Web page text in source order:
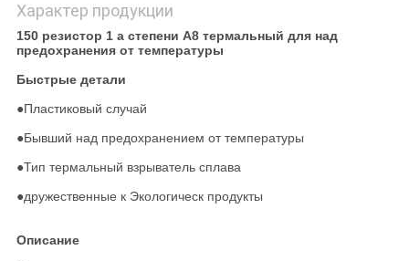
Характер продукции
150 резистор 1 a степени A8 термальный для над
предохранения от температуры
Быстрые детали
●Пластиковый случай
●Бывший над предохранением от температуры
●Тип термальный взрыватель сплава
●дружественные к Экологическ продукты
Описание